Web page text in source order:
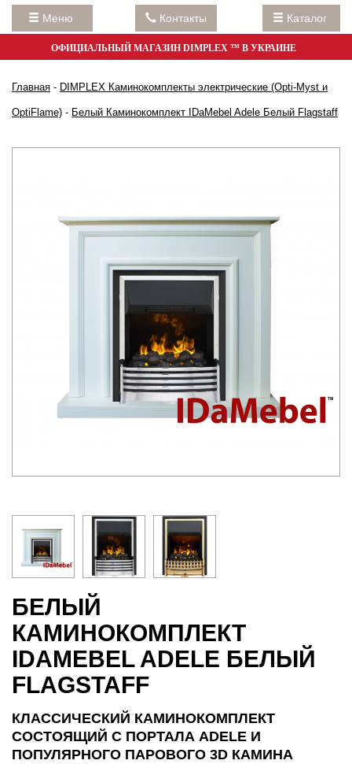
Меню Контакты Каталог
ОФИЦИАЛЬНЫЙ МАГАЗИН DIMPLEX ™ В УКРАИНЕ
Главная - DIMPLEX Каминокомплекты электрические (Opti-Myst и
OptiFlame) - Белый Каминокомплект IDaMebel Adele Белый Flagstaff
БЕЛЫЙ
КАМИНОКОМПЛЕКТ
IDAMEBEL ADELE БЕЛЫЙ
FLAGSTAFF
КЛАССИЧЕСКИЙ КАМИНОКОМПЛЕКТ
СОСТОЯЩИЙ С ПОРТАЛА ADELE И
ПОПУЛЯРНОГО ПАРОВОГО 3D КАМИНА